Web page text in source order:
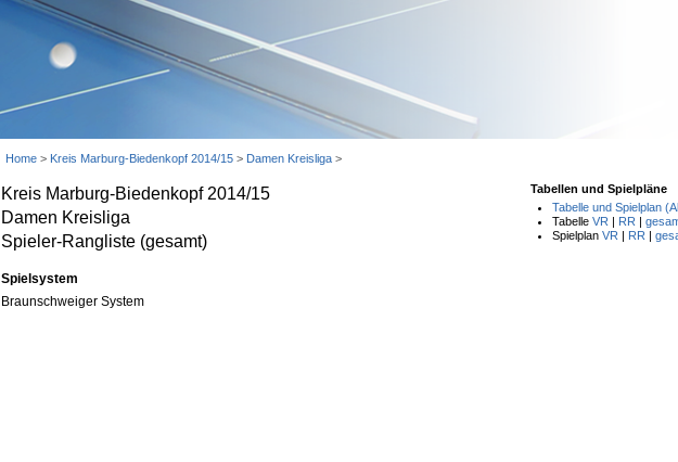
Home > Kreis Marburg-Biedenkopf 2014/15 > Damen Kreisliga >
Kreis Marburg-Biedenkopf 2014/15
Damen Kreisliga
Spieler-Rangliste (gesamt)
Spielsystem
Braunschweiger System
Tabellen und Spielpläne
Tabelle und Spielplan
Tabelle VR | RR |
Spielplan VR | RR |